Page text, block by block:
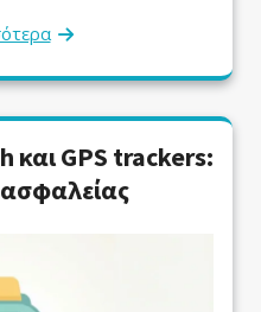
και GPS trackers: